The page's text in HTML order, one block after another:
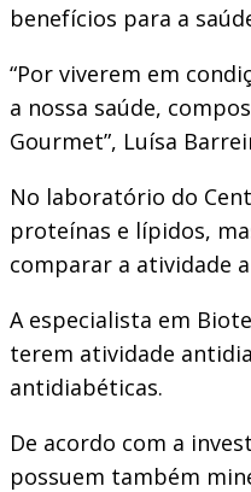
benefícios para a
“Por viverem em
a nossa saúde,
Gourmet”, Luísa
No laboratório do
proteínas e lípidos,
comparar a atividade
A especialista em
terem atividade
antidiabéticas.
De acordo com a
possuem também